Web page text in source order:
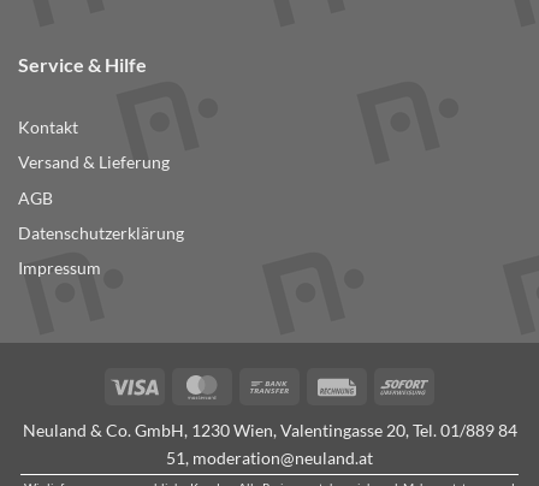
Service & Hilfe
Kontakt
Versand & Lieferung
AGB
Datenschutzerklärung
Impressum
Visa MasterCardBank
RechungSofort
Neuland & Co. GmbH, 1230 Wien, Valentingasse 20, Tel.01/889 84
51, moderation@neuland.at